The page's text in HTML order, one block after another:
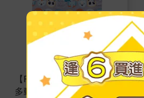
【Familidoo 法米多】法米
多動物家族環保提袋－大